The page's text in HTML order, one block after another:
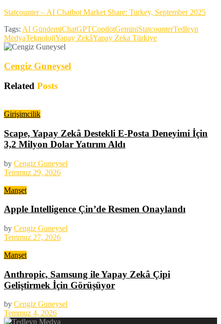
Statcounter – AI Chatbot Market Share: Turkey, September 2025
Tags: AI GündemiChatGPTCopilotGeminiStatcounterTedleyn
MedyaTeknolojiYapay ZekâYapay Zeka Türkiye
Cengiz Guneysel
Related Posts
Girişimcilik
Scape, Yapay Zekâ Destekli E-Posta Deneyimi İçin
3,2 Milyon Dolar Yatırım Aldı
by Cengiz Guneysel
Temmuz 29, 2026
Manşet
Apple Intelligence Çin’de Resmen Onaylandı
by Cengiz Guneysel
Temmuz 27, 2026
Manşet
Anthropic, Samsung ile Yapay Zekâ Çipi
Geliştirmek İçin Görüşüyor
by Cengiz Guneysel
Temmuz 4, 2026